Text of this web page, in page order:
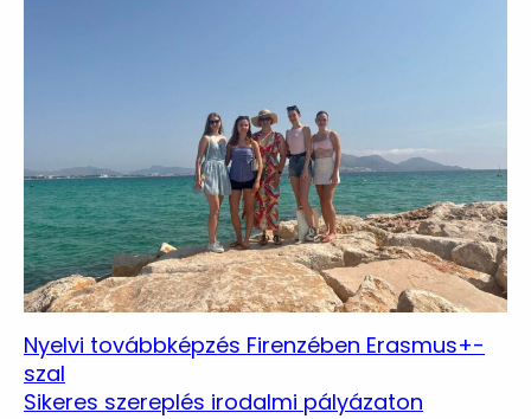
Nyelvi továbbképzés Firenzében Erasmus+-
szal
Sikeres szereplés irodalmi pályázaton